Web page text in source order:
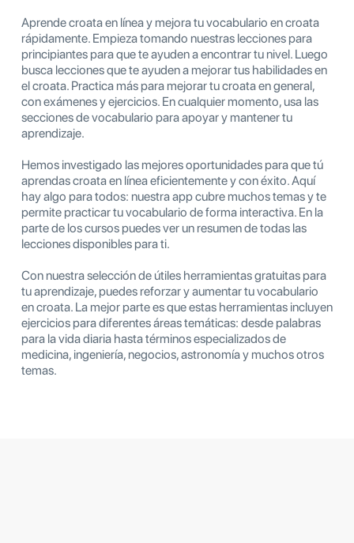
Aprende croata en línea y mejora tu vocabulario en croata
rápidamente. Empieza tomando nuestras lecciones para
principiantes para que te ayuden a encontrar tu nivel. Luego
busca lecciones que te ayuden a mejorar tus habilidades en
el croata. Practica más para mejorar tu croata en general,
con exámenes y ejercicios. En cualquier momento, usa las
secciones de vocabulario para apoyar y mantener tu
aprendizaje.
Hemos investigado las mejores oportunidades para que tú
aprendas croata en línea eficientemente y con éxito. Aquí
hay algo para todos: nuestra app cubre muchos temas y te
permite practicar tu vocabulario de forma interactiva. En la
parte de los cursos puedes ver un resumen de todas las
lecciones disponibles para ti.
Con nuestra selección de útiles herramientas gratuitas para
tu aprendizaje, puedes reforzar y aumentar tu vocabulario
en croata. La mejor parte es que estas herramientas incluyen
ejercicios para diferentes áreas temáticas: desde palabras
para la vida diaria hasta términos especializados de
medicina, ingeniería, negocios, astronomía y muchos otros
temas.